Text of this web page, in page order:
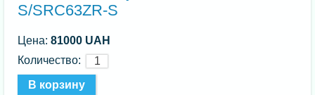
S/SRC63ZR-S
Цена:81000 UAH
Количество: